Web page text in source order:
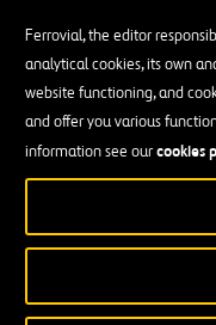
Ferrovial, the editor
analytical cookies, its own
website functioning, and
and offer you various
information see ourcookies
11/09/2020 COMPRA
11/09/2020 COMPRA
11/09/2020 COMPRA